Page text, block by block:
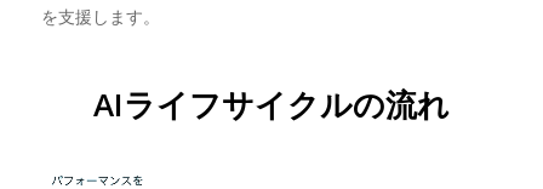
を支援します。
AIライフサイクルの流れ